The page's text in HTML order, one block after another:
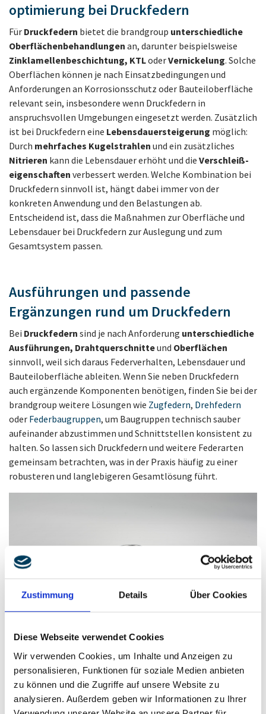
Zustimmung Details Über Cookies
Diese Webseite verwendet Cookies
Wir verwenden Cookies, um Inhalte und Anzeigen zu
personalisieren, Funktionen für soziale Medien anbieten
zu können und die Zugriffe auf unsere Website zu
analysieren. Außerdem geben wir Informationen zu Ihrer
optimierung bei Druckfedern
Für Druckfedern bietet die brandgroup unterschiedliche
Oberflächen­behandlungen an, darunter beispielsweise
Zinklamellen­beschichtung, KTLoderVernickelung. Solche
Oberflächen können je nach Einsatzbedingungen und
Anforderungen an Korrosionsschutz oder Bauteiloberfläche
relevant sein, insbesondere wenn Druckfedern in
anspruchsvollen Umgebungen eingesetzt werden. Zusätzlich
ist bei Druckfedern eine Lebensdauer­steigerung möglich:
Durch mehrfaches Kugelstrahlen und ein zusätzliches
Nitrieren kann die Lebensdauer erhöht und die Verschleiß­
eigenschaften verbessert werden. Welche Kombination bei
Druckfedern sinnvoll ist, hängt dabei immer von der
konkreten Anwendung und den Belastungen ab.
Entscheidend ist, dass die Maßnahmen zur Oberfläche und
Lebensdauer bei Druckfedern zur Auslegung und zum
Gesamtsystem passen.
Ausführungen und passende
Ergänzungen rund um Druckfedern
Bei Druckfedern sind je nach Anforderung unterschiedliche
Ausführungen, Drahtquerschnitteund Oberflächen
sinnvoll, weil sich daraus Federverhalten, Lebensdauer und
Bauteiloberfläche ableiten. Wenn Sie neben Druckfedern
auch ergänzende Komponenten benötigen, finden Sie bei der
brandgroup weitere Lösungen wie Zugfedern, Drehfedern
oder Federbaugruppen, um Baugruppen technisch sauber
aufeinander abzustimmen und Schnittstellen konsistent zu
halten. So lassen sich Druckfedern und weitere Federarten
gemeinsam betrachten, was in der Praxis häufig zu einer
robusteren und langlebigeren Gesamtlösung führt.